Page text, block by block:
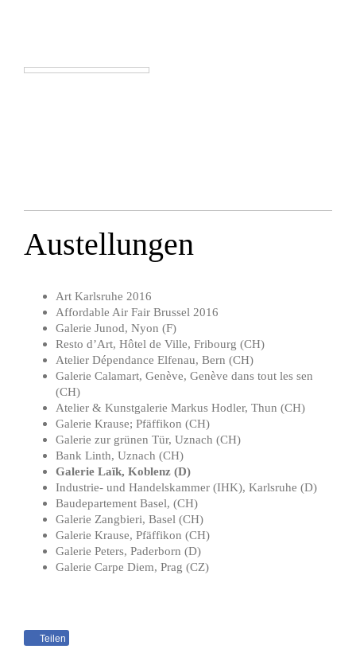
Austellungen
Art Karlsruhe 2016
Affordable Air Fair Brussel 2016
Galerie Junod, Nyon (F)
Resto d’Art, Hôtel de Ville, Fribourg (CH)
Atelier Dépendance Elfenau, Bern (CH)
Galerie Calamart, Genève, Genève dans tout les sen
(CH)
Atelier & Kunstgalerie Markus Hodler, Thun (CH)
Galerie Krause; Pfäffikon (CH)
Galerie zur grünen Tür, Uznach (CH)
Bank Linth, Uznach (CH)
Galerie Laïk, Koblenz (D)
Industrie- und Handelskammer (IHK), Karlsruhe (D)
Baudepartement Basel, (CH)
Galerie Zangbieri, Basel (CH)
Galerie Krause, Pfäffikon (CH)
Galerie Peters, Paderborn (D)
Galerie Carpe Diem, Prag (CZ)
Teilen